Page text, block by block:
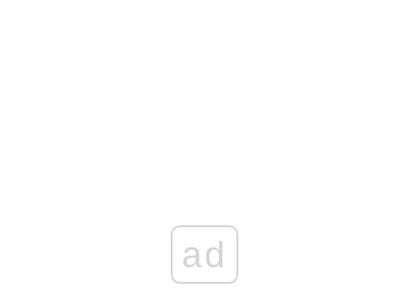
ad